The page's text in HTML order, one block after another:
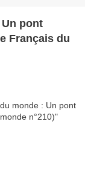
pont
Français du